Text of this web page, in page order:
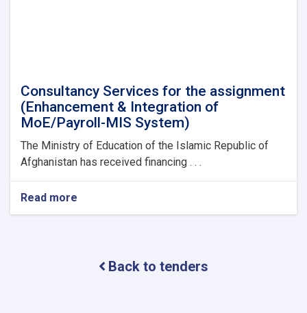
Consultancy Services for the assignment
(Enhancement & Integration of
MoE/Payroll-MIS System)
The Ministry of Education of the Islamic Republic of
Afghanistan has received financing . . .
Read more
assignment
Back to tenders